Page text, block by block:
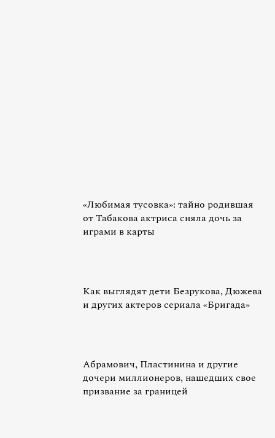
«Любимая тусовка»: тайно родившая
от Табакова актриса сняла дочь за
играми в карты
Как выглядят дети Безрукова, Дюжева
и других актеров сериала «Бригада»
Абрамович, Пластинина и другие
дочери миллионеров, нашедших свое
призвание за границей